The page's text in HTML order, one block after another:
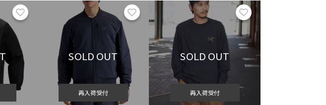
SOLD OUT
再入荷受付
お気に入り
SOLD OUT
再入荷受付